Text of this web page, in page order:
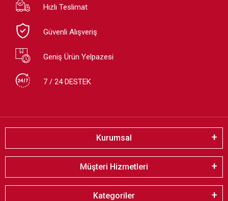
Hızlı Teslimat
Güvenli Alışveriş
Geniş Ürün Yelpazesi
7 / 24 DESTEK
Kurumsal
Müşteri Hizmetleri
Kategoriler